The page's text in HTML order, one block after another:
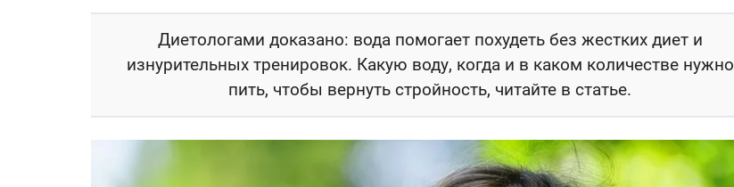
Диетологами доказано: вода помогает похудеть без жестких диет и
изнурительных тренировок. Какую воду, когда и в каком количестве нужно
пить, чтобы вернуть стройность, читайте в статье.